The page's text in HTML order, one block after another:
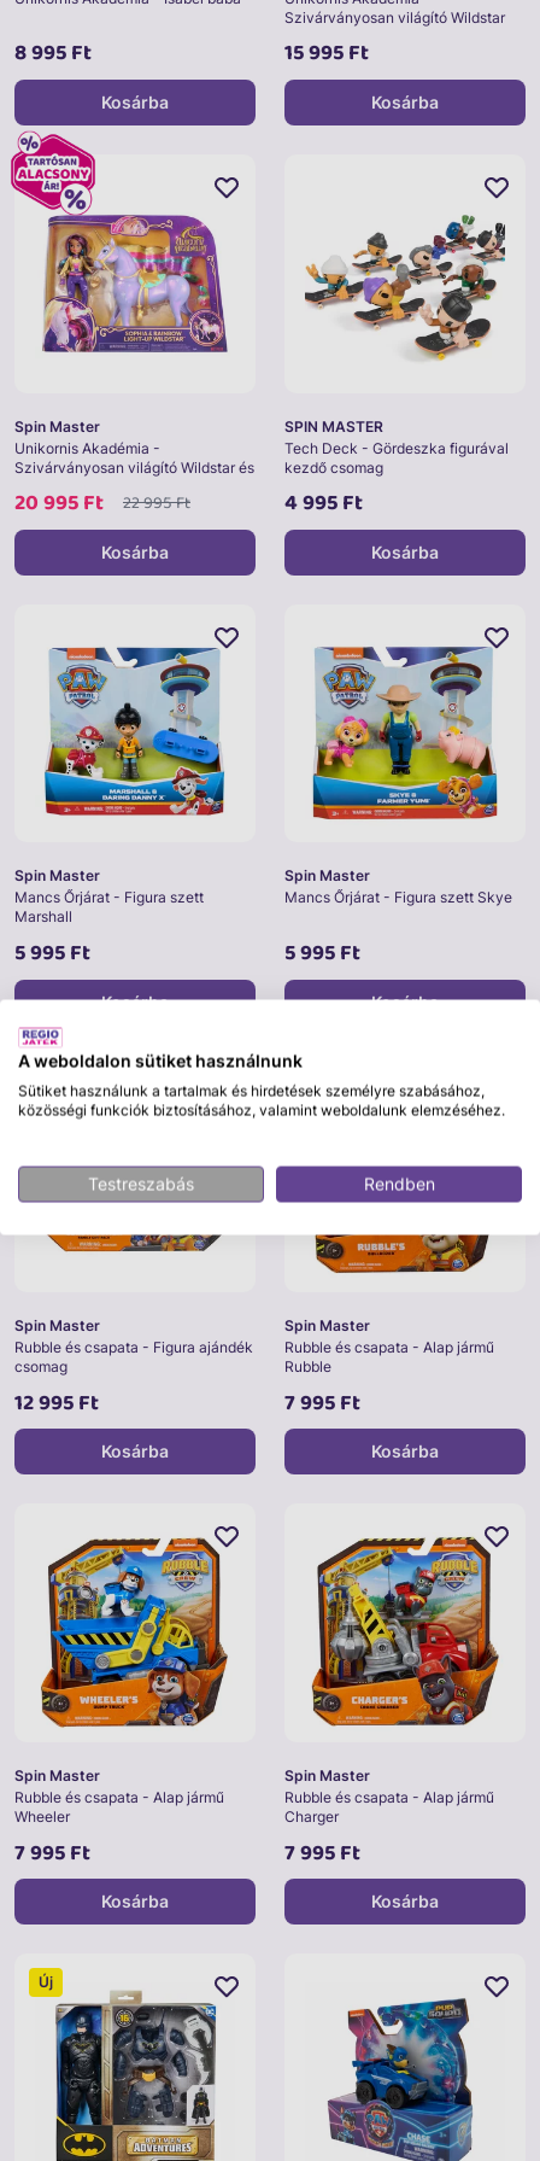
8 995 Ft
Kosárba
Szivárványosan világító Wildstar
15 995 Ft
Kosárba
Spin Master
Unikornis Akadémia -
Szivárványosan világító Wildstar és
20 995 Ft 22 995 Ft
Kosárba
SPIN MASTER
Tech Deck - Gördeszka figurával
kezdő csomag
4 995 Ft
Kosárba
Spin Master
Mancs Őrjárat - Figura szett
Marshall
5 995 Ft
Kosárba
Spin Master
Mancs Őrjárat - Figura szett Skye
5 995 Ft
Kosárba
Spin Master
Rubble és csapata - Figura ajándék
csomag
12 995 Ft
Kosárba
Spin Master
Rubble és csapata - Alap jármű
Rubble
7 995 Ft
Kosárba
Spin Master
Rubble és csapata - Alap jármű
Wheeler
7 995 Ft
Kosárba
Spin Master
Rubble és csapata - Alap jármű
Charger
7 995 Ft
Kosárba
Új
A weboldalon sütiket használnunk
Sütiket használunk a tartalmak és hirdetések személyre szabásához,
közösségi funkciók biztosításához, valamint weboldalunk elemzéséhez.
Testreszabás Rendben